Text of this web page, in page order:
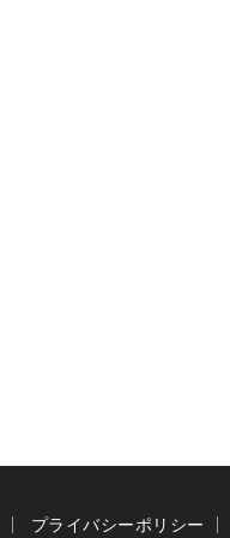
プライバシーポリシー